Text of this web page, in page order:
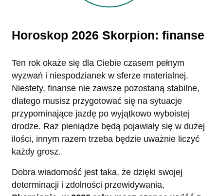
Horoskop 2026 Skorpion: finanse
Ten rok okaże się dla Ciebie czasem pełnym
wyzwań i niespodzianek w sferze materialnej.
Niestety, finanse nie zawsze pozostaną stabilne,
dlatego musisz przygotować się na sytuacje
przypominające jazdę po wyjątkowo wyboistej
drodze. Raz pieniądze będą pojawiały się w dużej
ilości, innym razem trzeba będzie uważnie liczyć
każdy grosz.
Dobra wiadomość jest taka, że dzięki swojej
determinacji i zdolności przewidywania,